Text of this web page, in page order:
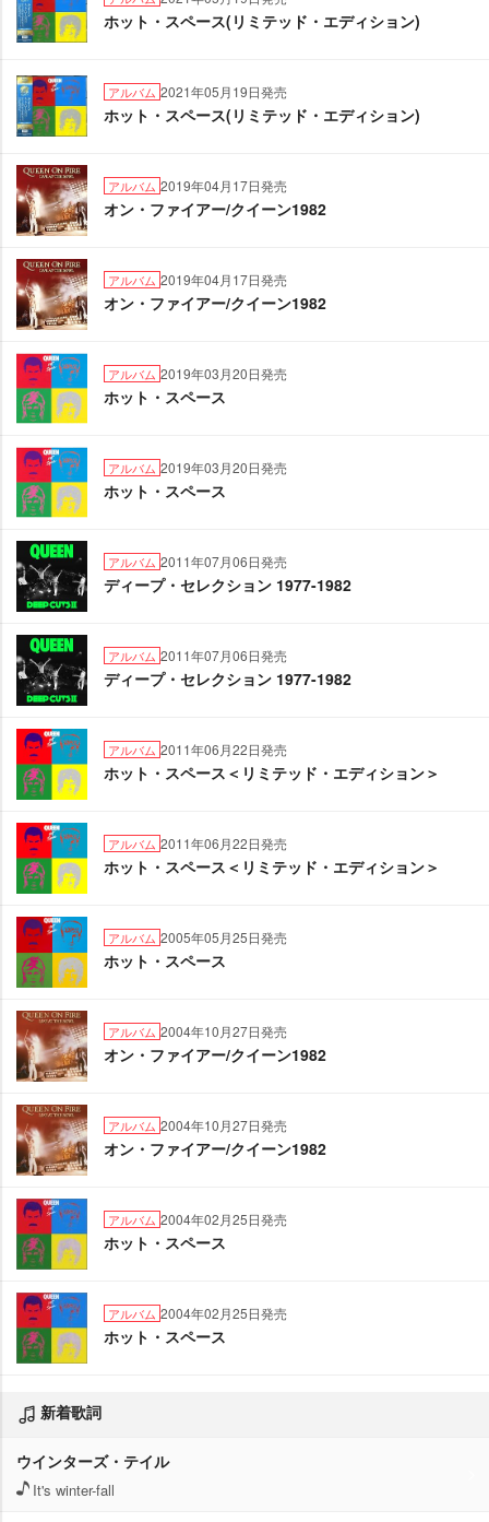
ホット・スペース(リミテッド・エディション)
アルバム 2021年05月19日発売
ホット・スペース(リミテッド・エディション)
アルバム 2019年04月17日発売
オン・ファイアー/クイーン1982
アルバム 2019年04月17日発売
オン・ファイアー/クイーン1982
アルバム 2019年03月20日発売
ホット・スペース
アルバム 2019年03月20日発売
ホット・スペース
アルバム 2011年07月06日発売
ディープ・セレクション 1977-1982
アルバム 2011年07月06日発売
ディープ・セレクション 1977-1982
アルバム 2011年06月22日発売
ホット・スペース＜リミテッド・エディション＞
アルバム 2011年06月22日発売
ホット・スペース＜リミテッド・エディション＞
アルバム 2005年05月25日発売
ホット・スペース
アルバム 2004年10月27日発売
オン・ファイアー/クイーン1982
アルバム 2004年10月27日発売
オン・ファイアー/クイーン1982
アルバム 2004年02月25日発売
ホット・スペース
アルバム 2004年02月25日発売
ホット・スペース
新着歌詞
ウインターズ・テイル
It's winter-fall